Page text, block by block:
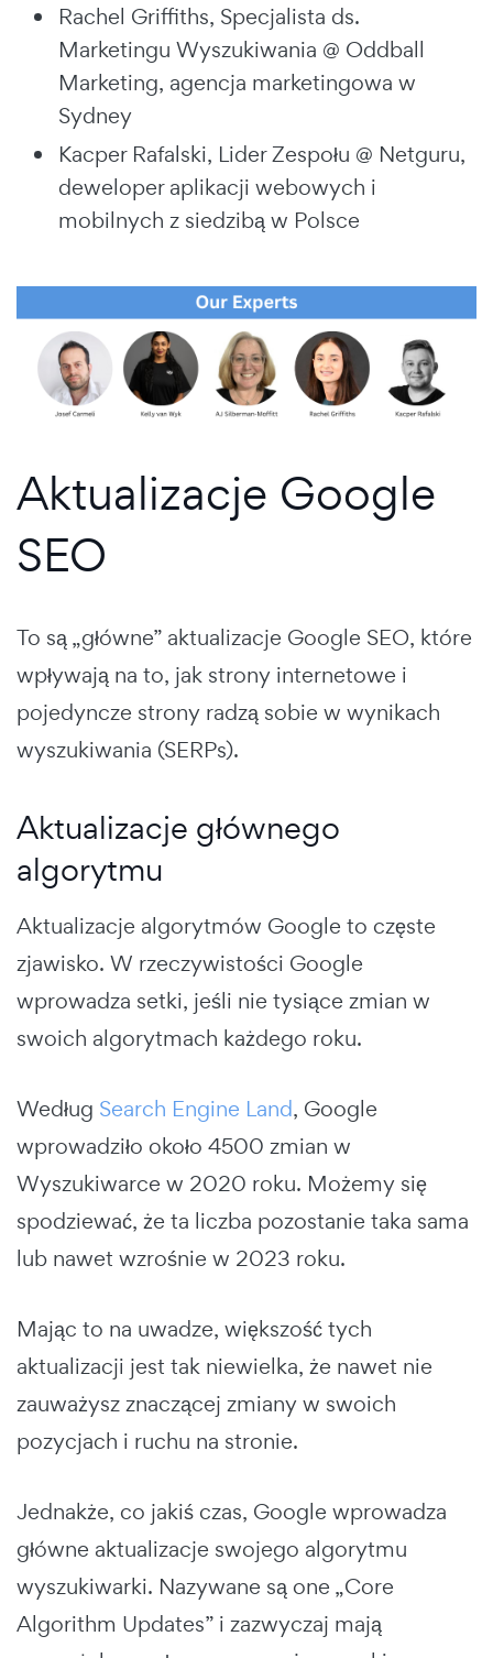
Rachel Griffiths, Specjalista ds.
Marketingu Wyszukiwania @ Oddball
Marketing, agencja marketingowa w
Sydney
Kacper Rafalski, Lider Zespołu @ Netguru,
deweloper aplikacji webowych i
mobilnych z siedzibą w Polsce
Aktualizacje Google
SEO
To są „główne” aktualizacje Google SEO, które
wpływają na to, jak strony internetowe i
pojedyncze strony radzą sobie w wynikach
wyszukiwania (SERPs).
Aktualizacje głównego
algorytmu
Aktualizacje algorytmów Google to częste
zjawisko. W rzeczywistości Google
wprowadza setki, jeśli nie tysiące zmian w
swoich algorytmach każdego roku.
Według Search Engine Land, Google
wprowadziło około 4500 zmian w
Wyszukiwarce w 2020 roku. Możemy się
spodziewać, że ta liczba pozostanie taka sama
lub nawet wzrośnie w 2023 roku.
Mając to na uwadze, większość tych
aktualizacji jest tak niewielka, że nawet nie
zauważysz znaczącej zmiany w swoich
pozycjach i ruchu na stronie.
Jednakże, co jakiś czas, Google wprowadza
główne aktualizacje swojego algorytmu
wyszukiwarki. Nazywane są one „Core
Algorithm Updates” i zazwyczaj mają